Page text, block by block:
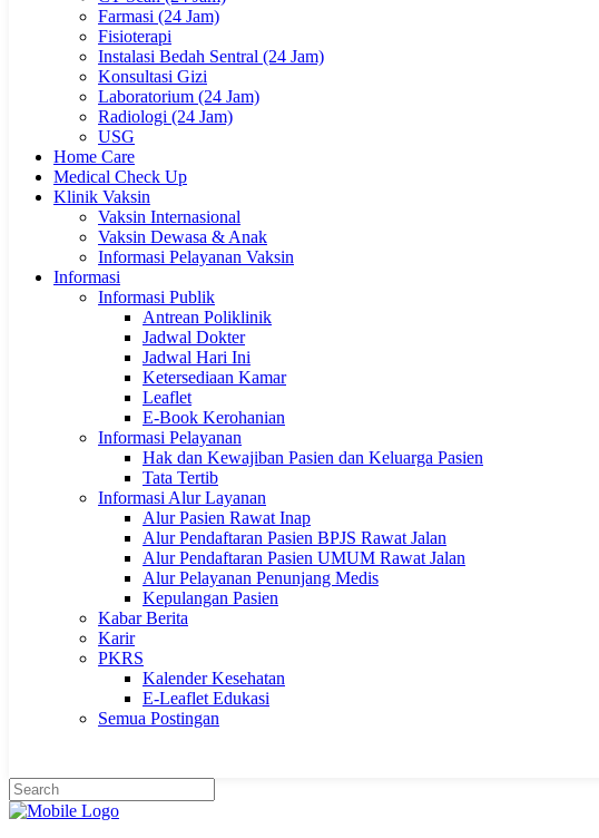
Farmasi (24 Jam)
Fisioterapi
Instalasi Bedah Sentral (24 Jam)
Konsultasi Gizi
Laboratorium (24 Jam)
Radiologi (24 Jam)
USG
Home Care
Medical Check Up
Klinik Vaksin
Vaksin Internasional
Vaksin Dewasa & Anak
Informasi Pelayanan Vaksin
Informasi
Informasi Publik
Antrean Poliklinik
Jadwal Dokter
Jadwal Hari Ini
Ketersediaan Kamar
Leaflet
E-Book Kerohanian
Informasi Pelayanan
Hak dan Kewajiban Pasien dan Keluarga Pasien
Tata Tertib
Informasi Alur Layanan
Alur Pasien Rawat Inap
Alur Pendaftaran Pasien BPJS Rawat Jalan
Alur Pendaftaran Pasien UMUM Rawat Jalan
Alur Pelayanan Penunjang Medis
Kepulangan Pasien
Kabar Berita
Karir
PKRS
Kalender Kesehatan
E-Leaflet Edukasi
Semua Postingan